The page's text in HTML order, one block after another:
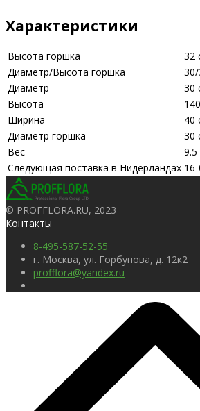
Характеристики
Высота горшка
32
Диаметр/Высота горшка
Диаметр
30
Высота
Ширина
40
Диаметр горшка
30
Вес
9.5
Следующая поставка в Нидерландах
© PROFFLORA.RU, 2023
Контакты
8-495-587-52-55
г. Москва, ул. Горбунова, д. 12к2
profflora@yandex.ru